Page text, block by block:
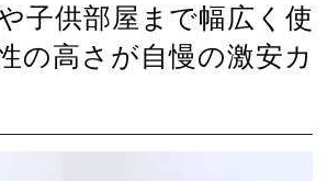
子供部屋まで幅広く使
の高さが自慢の激安カ